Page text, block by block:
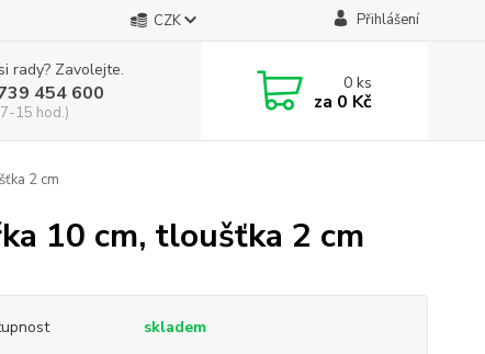
CZK Přihlášení
rady? Zavolejte.
454 600
15 hod.)
0ks
za 0 Kč
2 cm
10 cm, tloušťka 2 cm
skladem